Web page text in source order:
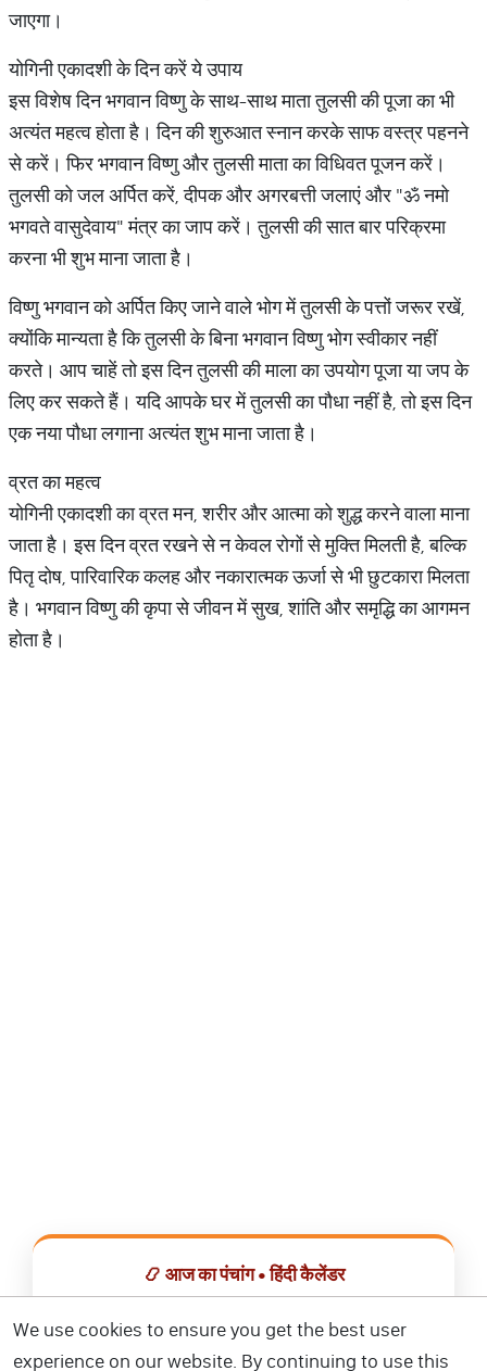
जाएगा।
योगिनी एकादशी के दिन करें ये उपाय
इस विशेष दिन भगवान विष्णु के साथ-साथ माता तुलसी की पूजा का भी
अत्यंत महत्व होता है। दिन की शुरुआत स्नान करके साफ वस्त्र पहनने
से करें। फिर भगवान विष्णु और तुलसी माता का विधिवत पूजन करें।
तुलसी को जल अर्पित करें, दीपक और अगरबत्ती जलाएं और "ॐ नमो
भगवते वासुदेवाय" मंत्र का जाप करें। तुलसी की सात बार परिक्रमा
करना भी शुभ माना जाता है।
विष्णु भगवान को अर्पित किए जाने वाले भोग में तुलसी के पत्तों जरूर रखें,
क्योंकि मान्यता है कि तुलसी के बिना भगवान विष्णु भोग स्वीकार नहीं
करते। आप चाहें तो इस दिन तुलसी की माला का उपयोग पूजा या जप के
लिए कर सकते हैं। यदि आपके घर में तुलसी का पौधा नहीं है, तो इस दिन
एक नया पौधा लगाना अत्यंत शुभ माना जाता है।
व्रत का महत्व
योगिनी एकादशी का व्रत मन, शरीर और आत्मा को शुद्ध करने वाला माना
जाता है। इस दिन व्रत रखने से न केवल रोगों से मुक्ति मिलती है, बल्कि
पितृ दोष, पारिवारिक कलह और नकारात्मक ऊर्जा से भी छुटकारा मिलता
है। भगवान विष्णु की कृपा से जीवन में सुख, शांति और समृद्धि का आगमन
होता है।
📿 आज का पंचांग • हिंदी कैलेंडर
We use cookies to ensure you get the best user
experience on our website. By continuing to use this